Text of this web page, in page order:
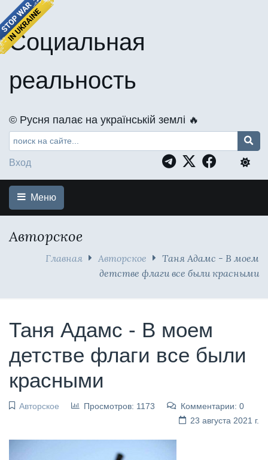
Социальная
реальность
©️ Русня палає на українській землі 🔥
Вход
Меню
Авторское
Главная Авторское
Таня Адамс - В моем
детстве флаги все были красными
Таня Адамс - В моем
детстве флаги все были
красными
Авторское Просмотров: 1173
Комментарии: 0
23 августа 2021 г.